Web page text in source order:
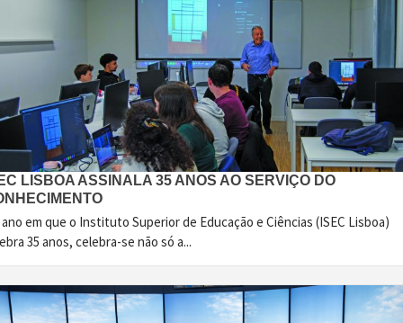
LISBOA ASSINALA 35 ANOS AO SERVIÇO DO
em que o Instituto Superior de Educação e Ciências (ISEC Lisboa)
35 anos, celebra-se não só a...